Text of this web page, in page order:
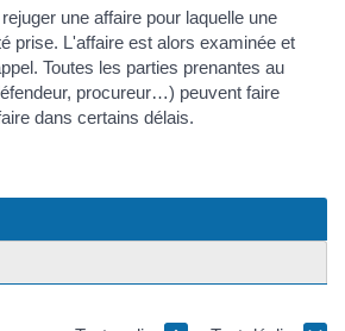
une affaire pour laquelle une
prise. L'affaire est alors examinée et
Toutes les parties prenantes au
procureur…) peuvent faire
dans certains délais.